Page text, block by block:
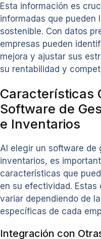
Esta información es
informadas que pueden
sostenible. Con datos
empresas pueden
mejora y ajustar sus
su rentabilidad y
Características
Software de
e Inventarios
Al elegir un software de
inventarios, es
características que
en su efectividad.
variar dependiendo de
específicas de cada
Integración con